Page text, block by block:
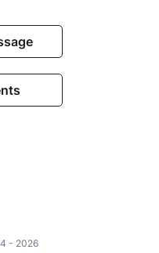
- 2026